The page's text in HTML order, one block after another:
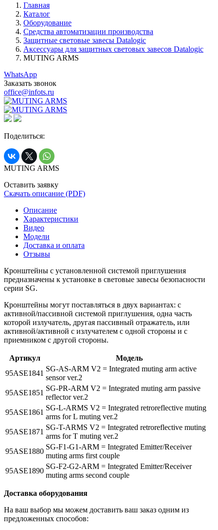
Главная
Каталог
Оборудование
Средства автоматизации производства
Защитные световые завесы Datalogic
Аксессуары для защитных световых завесов Datalogic
MUTING ARMS
WhatsApp
Заказать звонок
office@infots.ru
Поделиться:
MUTING ARMS
Оставить заявку
Скачать описание (PDF)
Описание
Характеристики
Видео
Модели
Доставка и оплата
Отзывы
Кронштейны с установленной системой приглушения
предназначены к установке в световые завесы безопасности
серии SG.
Кронштейны могут поставляться в двух вариантах: с
активной/пассивной системой приглушения, одна часть
которой излучатель, другая пассивный отражатель, или
активной/активной с излучателем с одной стороны и с
приемником с другой стороны.
Артикул
Модель
95ASE1841
SG-AS-ARM V2 = Integrated muting arm active
sensor ver.2
95ASE1851
SG-PR-ARM V2 = Integrated muting arm passive
reflector ver.2
95ASE1861
SG-L-ARMS V2 = Integrated retroreflective muting
arms for L muting ver.2
95ASE1871
SG-T-ARMS V2 = Integrated retroreflective muting
arms for T muting ver.2
95ASE1880
SG-F1-G1-ARM = Integrated Emitter/Receiver
muting arms first couple
95ASE1890
SG-F2-G2-ARM = Integrated Emitter/Receiver
muting arms second couple
Доставка оборудования
На ваш выбор мы можем доставить ваш заказ одним из
предложенных способов: